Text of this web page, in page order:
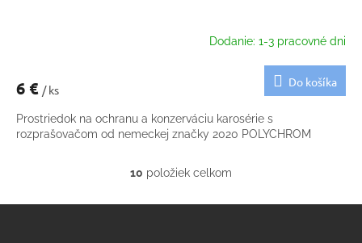
Dodanie: 1-3 pracovné dni
6 € / ks
Do košíka
Prostriedok na ochranu a konzerváciu karosérie s
rozprašovačom od nemeckej značky 2020 POLYCHROM
O
l
10 položiek celkom